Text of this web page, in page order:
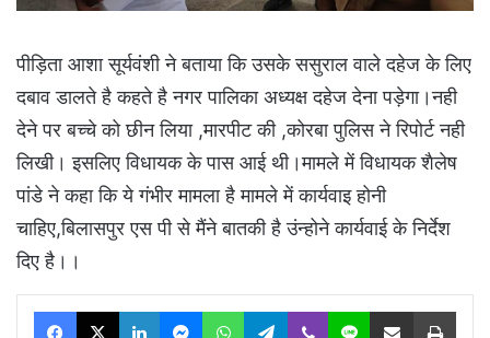
पीड़िता आशा सूर्यवंशी ने बताया कि उसके ससुराल वाले दहेज के लिए
दबाव डालते है कहते है नगर पालिका अध्यक्ष दहेज देना पड़ेगा।नही
देने पर बच्चे को छीन लिया ,मारपीट की ,कोरबा पुलिस ने रिपोर्ट नही
लिखी। इसलिए विधायक के पास आई थी।मामले में विधायक शैलेष
पांडे ने कहा कि ये गंभीर मामला है मामले में कार्यवाइ होनी
चाहिए,बिलासपुर एस पी से मैंने बातकी है उंन्होने कार्यवाई के निर्देश
दिए है।।
Facebook
X LinkedInMessengerWhatsAppTelegram
Viber Line Share via Email Print